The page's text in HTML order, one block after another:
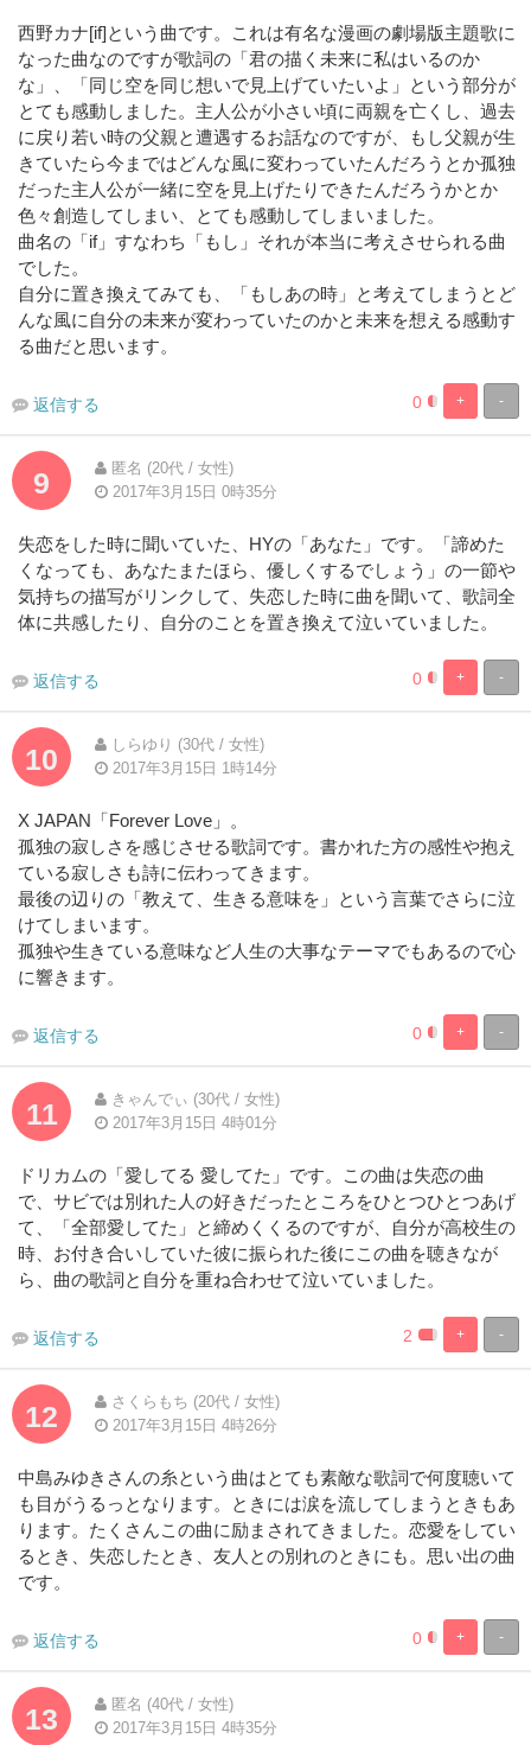
西野カナ[if]という曲です。これは有名な漫画の劇場版主題歌に
なった曲なのですが歌詞の「君の描く未来に私はいるのか
な」、「同じ空を同じ想いで見上げていたいよ」という部分が
とても感動しました。主人公が小さい頃に両親を亡くし、過去
に戻り若い時の父親と遭遇するお話なのですが、もし父親が生
きていたら今まではどんな風に変わっていたんだろうとか孤独
だった主人公が一緒に空を見上げたりできたんだろうかとか
色々創造してしまい、とても感動してしまいました。
曲名の「if」すなわち「もし」それが本当に考えさせられる曲
でした。
自分に置き換えてみても、「もしあの時」と考えてしまうとど
んな風に自分の未来が変わっていたのかと未来を想える感動す
る曲だと思います。
-
+
0
返信する
9
匿名 (20代 / 女性)
2017年3月15日 0時35分
失恋をした時に聞いていた、HYの「あなた」です。「諦めた
くなっても、あなたまたほら、優しくするでしょう」の一節や
気持ちの描写がリンクして、失恋した時に曲を聞いて、歌詞全
体に共感したり、自分のことを置き換えて泣いていました。
-
+
0
返信する
10
しらゆり (30代 / 女性)
2017年3月15日 1時14分
X JAPAN「Forever Love」。
孤独の寂しさを感じさせる歌詞です。書かれた方の感性や抱え
ている寂しさも詩に伝わってきます。
最後の辺りの「教えて、生きる意味を」という言葉でさらに泣
けてしまいます。
孤独や生きている意味など人生の大事なテーマでもあるので心
に響きます。
-
+
0
返信する
11
きゃんでぃ (30代 / 女性)
2017年3月15日 4時01分
ドリカムの「愛してる 愛してた」です。この曲は失恋の曲
で、サビでは別れた人の好きだったところをひとつひとつあげ
て、「全部愛してた」と締めくくるのですが、自分が高校生の
時、お付き合いしていた彼に振られた後にこの曲を聴きなが
ら、曲の歌詞と自分を重ね合わせて泣いていました。
-
+
2
返信する
12
さくらもち (20代 / 女性)
2017年3月15日 4時26分
中島みゆきさんの糸という曲はとても素敵な歌詞で何度聴いて
も目がうるっとなります。ときには涙を流してしまうときもあ
ります。たくさんこの曲に励まされてきました。恋愛をしてい
るとき、失恋したとき、友人との別れのときにも。思い出の曲
です。
-
+
0
返信する
13
匿名 (40代 / 女性)
2017年3月15日 4時35分